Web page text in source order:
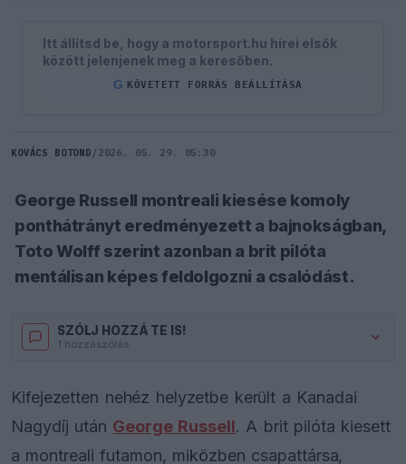
Itt állítsd be, hogy a motorsport.hu hírei elsők
között jelenjenek meg a keresőben.
G KÖVETETT FORRÁS BEÁLLÍTÁSA
KOVÁCS BOTOND / 2026. 05. 29. 05:30
George Russell montreali kiesése komoly
ponthátrányt eredményezett a bajnokságban,
Toto Wolff szerint azonban a brit pilóta
mentálisan képes feldolgozni a csalódást.
SZÓLJ HOZZÁ TE IS!
1 hozzászólás.
Kifejezetten nehéz helyzetbe került a Kanadai
Nagydíj után George Russell. A brit pilóta kiesett
a montreali futamon, miközben csapattársa,